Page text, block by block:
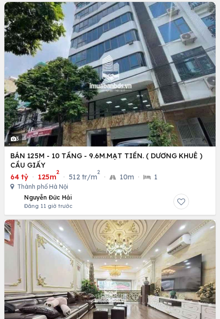
3
BÁN 125M - 10 TẦNG - 9.6M.MẠT TIỀN. ( DƯƠNG KHUÊ )
CẦU GIẤY
64 tỷ · 125m
2
· 512 tr/m
2
· 10m · 1
Thành phố Hà Nội
Nguyễn Đức Hải
Đăng 11 giờ trước